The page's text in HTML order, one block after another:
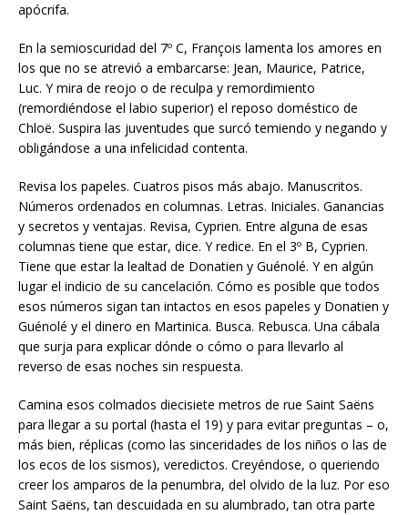
apócrifa.
En la semioscuridad del 7º C, François lamenta los amores en
los que no se atrevió a embarcarse: Jean, Maurice, Patrice,
Luc. Y mira de reojo o de reculpa y remordimiento
(remordiéndose el labio superior) el reposo doméstico de
Chloë. Suspira las juventudes que surcó temiendo y negando y
obligándose a una infelicidad contenta.
Revisa los papeles. Cuatros pisos más abajo. Manuscritos.
Números ordenados en columnas. Letras. Iniciales. Ganancias
y secretos y ventajas. Revisa, Cyprien. Entre alguna de esas
columnas tiene que estar, dice. Y redice. En el 3º B, Cyprien.
Tiene que estar la lealtad de Donatien y Guénolé. Y en algún
lugar el indicio de su cancelación. Cómo es posible que todos
esos números sigan tan intactos en esos papeles y Donatien y
Guénolé y el dinero en Martinica. Busca. Rebusca. Una cábala
que surja para explicar dónde o cómo o para llevarlo al
reverso de esas noches sin respuesta.
Camina esos colmados diecisiete metros de rue Saint Saëns
para llegar a su portal (hasta el 19) y para evitar preguntas – o,
más bien, réplicas (como las sinceridades de los niños o las de
los ecos de los sismos), veredictos. Creyéndose, o queriendo
creer los amparos de la penumbra, del olvido de la luz. Por eso
Saint Saëns, tan descuidada en su alumbrado, tan otra parte